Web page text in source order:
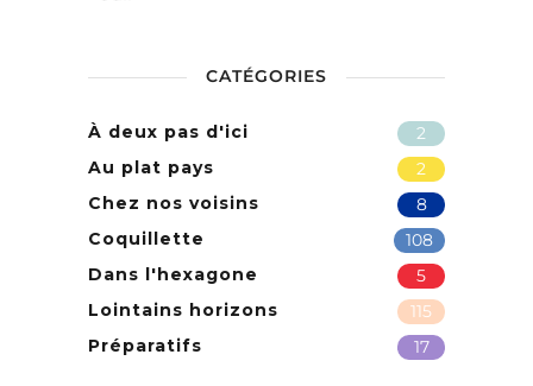
CATÉGORIES
2
À deux pas d'ici
2
Au plat pays
8
Chez nos voisins
108
Coquillette
5
Dans l'hexagone
115
Lointains horizons
17
Préparatifs